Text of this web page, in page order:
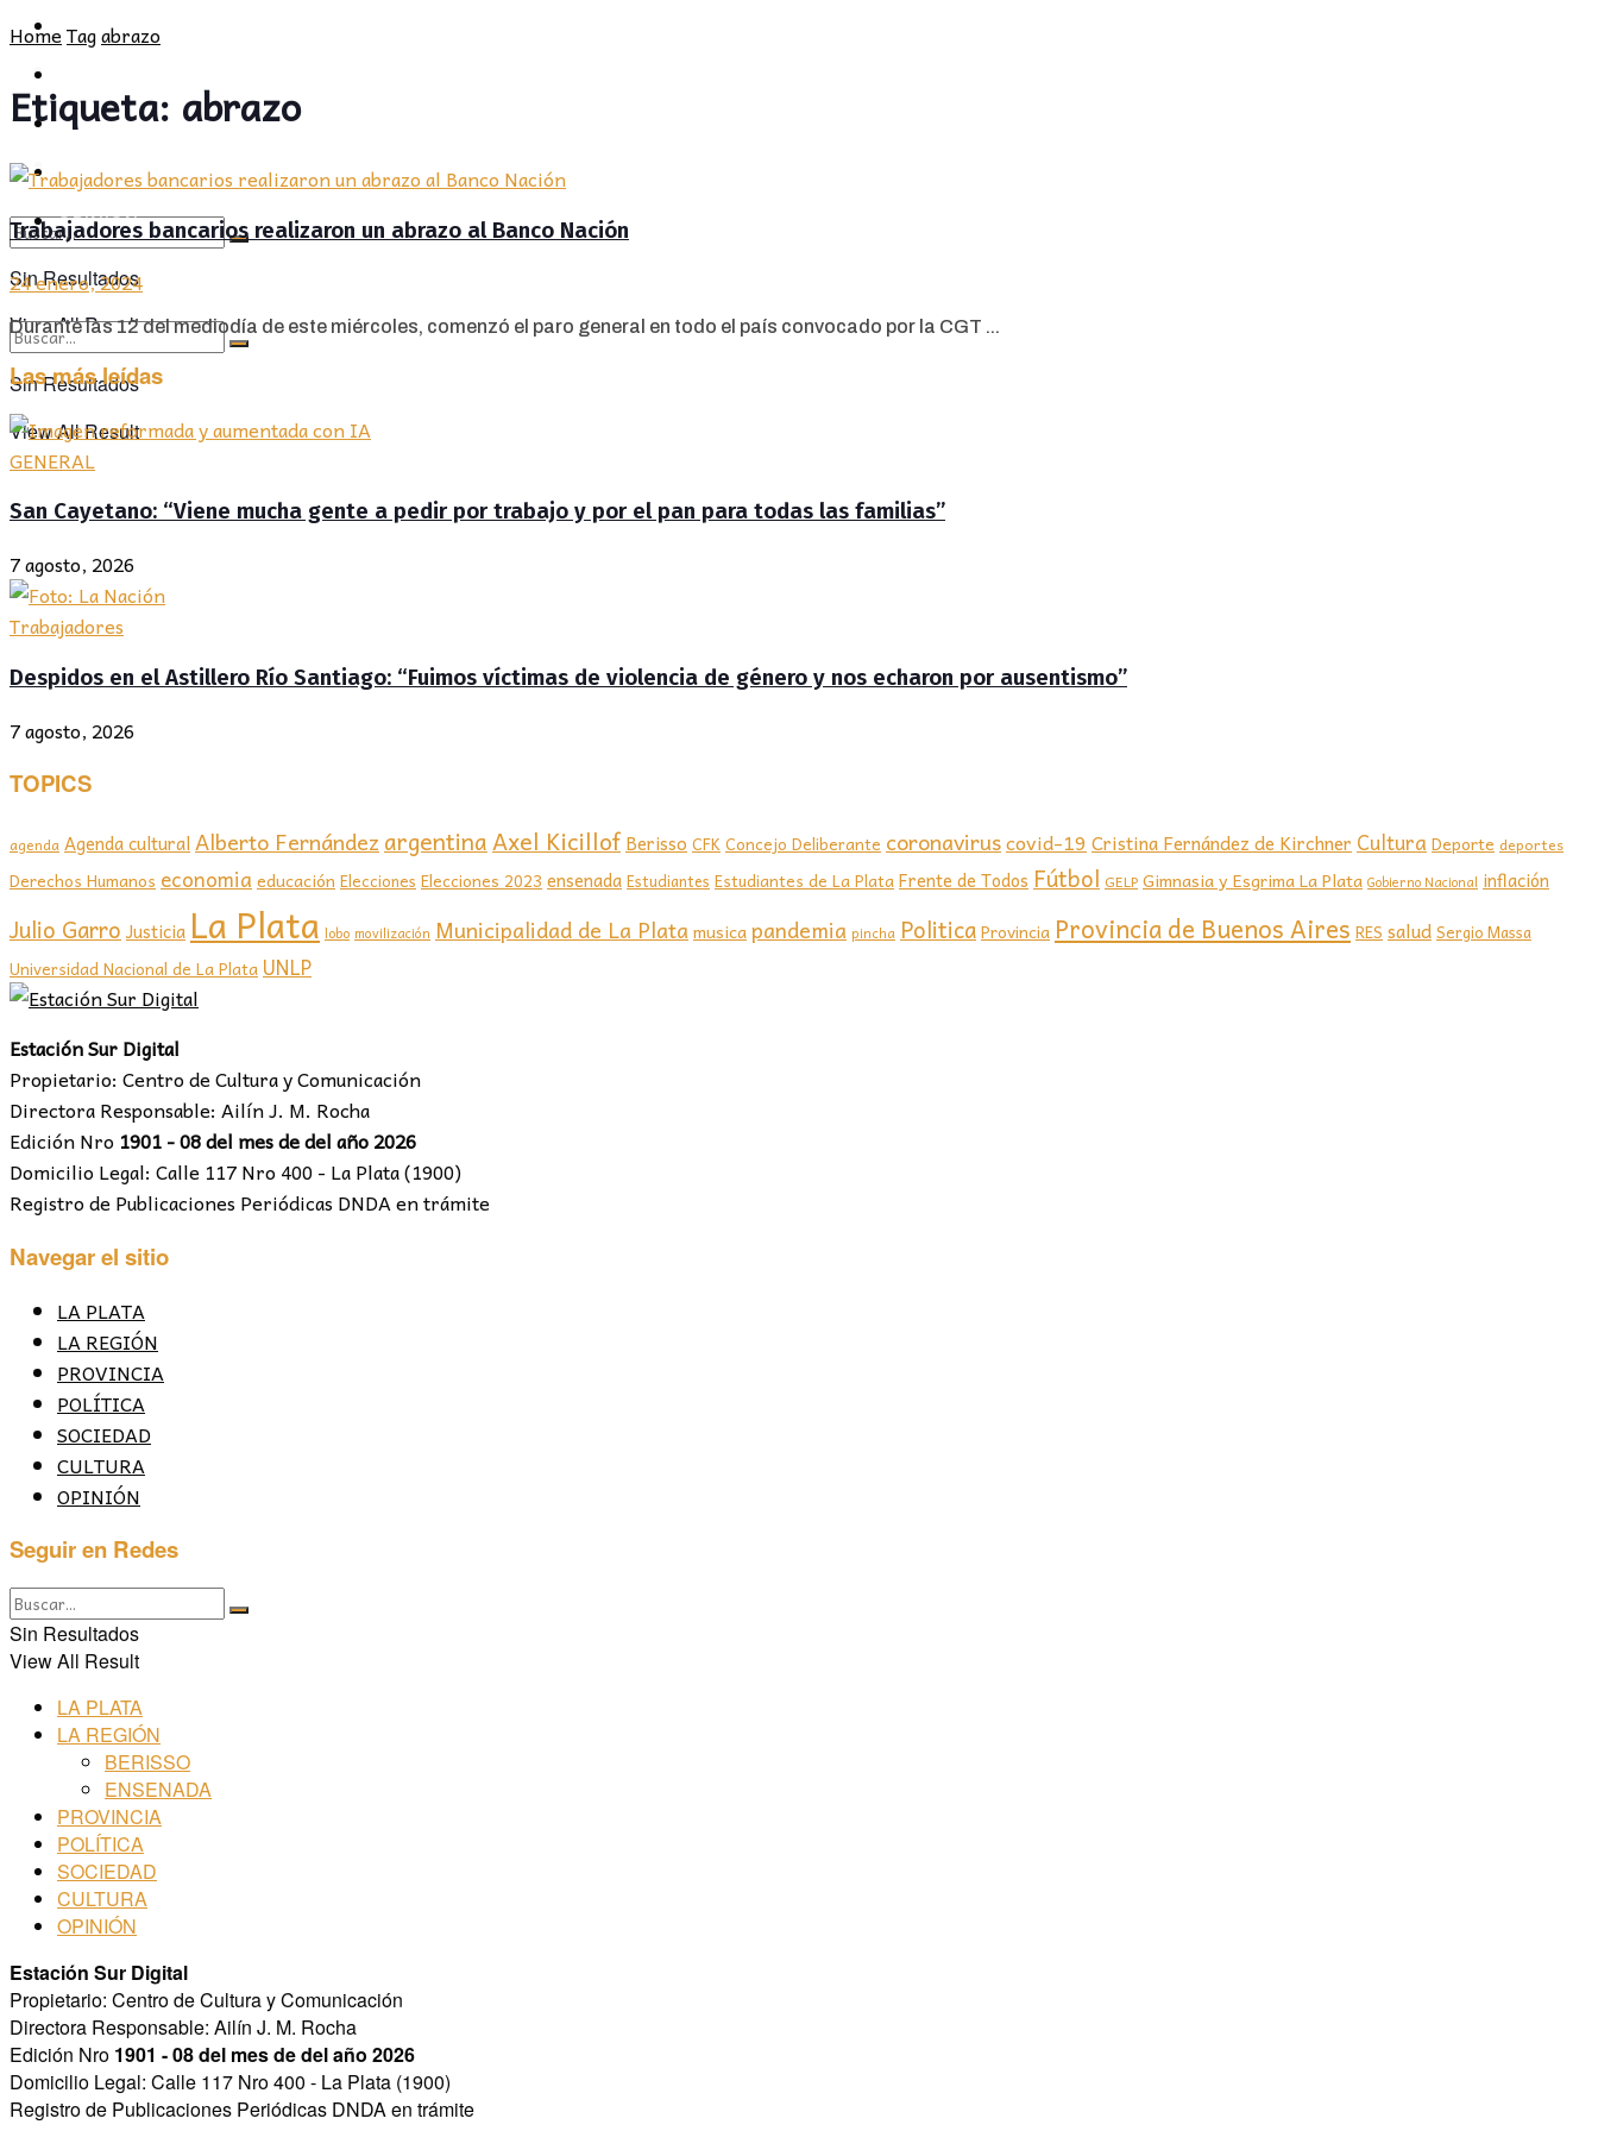
POLÍTICA
CULTURA
OPINIÓN
Sin Resultados
View All Result
PROVINCIA
SOCIEDAD
CULTURA
OPINIÓN
Sin Resultados
View All Result
HomeTagabrazo
Etiqueta: abrazo
Trabajadores bancarios realizaron un abrazo al Banco Nación
24 enero, 2024
Durante las 12 del mediodía de este miércoles, comenzó el paro general en todo el país convocado por la CGT ...
Las más leídas
GENERAL
San Cayetano: “Viene mucha gente a pedir por trabajo y por el pan para todas las familias”
7 agosto, 2026
Trabajadores
Despidos en el Astillero Río Santiago: “Fuimos víctimas de violencia de género y nos echaron por ausentismo”
7 agosto, 2026
TOPICS
agenda Agenda culturalAlberto Fernández argentinaAxel Kicillof Berisso CFKConcejo Deliberante coronaviruscovid-19 Cristina Fernández de Kirchner Cultura Deporte deportes
Derechos Humanos economia educación Elecciones Elecciones 2023 ensenada Estudiantes Estudiantes de La PlataFrente de Todos Fútbol GELP Gimnasia y Esgrima La Plata Gobierno Nacional inflación
Julio Garro Justicia La Plata lobo movilización Municipalidad de La Plata musicapandemia pincha PoliticaProvincia Provincia de Buenos Aires RES saludSergio Massa
Universidad Nacional de La Plata UNLP
Estación Sur Digital
Propietario: Centro de Cultura y Comunicación
Directora Responsable: Ailín J. M. Rocha
Edición Nro 1901 - 08 del mes de del año 2026
Domicilio Legal: Calle 117 Nro 400 - La Plata (1900)
Registro de Publicaciones Periódicas DNDA en trámite
Navegar el sitio
LA PLATA
LA REGIÓN
PROVINCIA
POLÍTICA
SOCIEDAD
CULTURA
OPINIÓN
Seguir en Redes
Sin Resultados
View All Result
LA PLATA
LA REGIÓN
BERISSO
ENSENADA
PROVINCIA
POLÍTICA
SOCIEDAD
CULTURA
OPINIÓN
Estación Sur Digital
Propietario: Centro de Cultura y Comunicación
Directora Responsable: Ailín J. M. Rocha
Edición Nro 1901 - 08 del mes de del año 2026
Domicilio Legal: Calle 117 Nro 400 - La Plata (1900)
Registro de Publicaciones Periódicas DNDA en trámite